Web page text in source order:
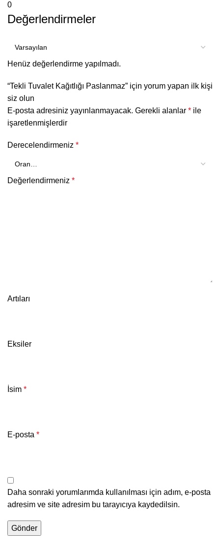
0
Değerlendirmeler
Henüz değerlendirme yapılmadı.
“Tekli Tuvalet Kağıtlığı Paslanmaz” için yorum yapan ilk kişi
siz olun
E-posta adresiniz yayınlanmayacak. Gerekli alanlar * ile
işaretlenmişlerdir
Derecelendirmeniz *
Değerlendirmeniz *
Artıları
Eksiler
İsim *
E-posta *
Daha sonraki yorumlarımda kullanılması için adım, e-posta
adresim ve site adresim bu tarayıcıya kaydedilsin.